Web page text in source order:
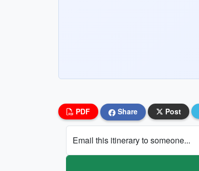
PDF Share Post
Email this itinerary to someone...